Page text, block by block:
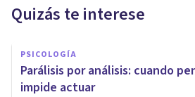
Quizás te interese
PSICOLOGÍA
Parálisis por análisis: cuando
impide actuar